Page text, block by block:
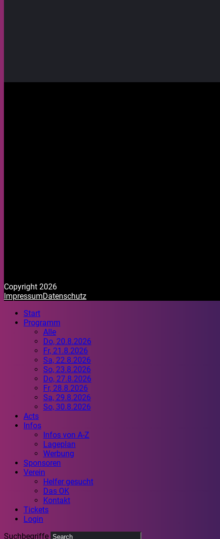
Copyright 2026
ImpressumDatenschutz
Start
Programm
Alle
Do, 20.8.2026
Fr, 21.8.2026
Sa, 22.8.2026
So, 23.8.2026
Do, 27.8.2026
Fr, 28.8.2026
Sa, 29.8.2026
So, 30.8.2026
Acts
Infos
Infos von A-Z
Lageplan
Werbung
Sponsoren
Verein
Helfer gesucht
Das OK
Kontakt
Tickets
Login
Suchbegriffe